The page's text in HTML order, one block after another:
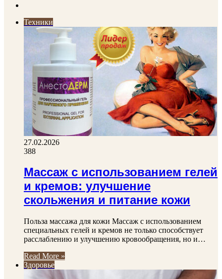
Техники
27.02.2026
388
Массаж с использованием гелей
и кремов: улучшение
скольжения и питание кожи
Польза массажа для кожи Массаж с использованием
специальных гелей и кремов не только способствует
расслаблению и улучшению кровообращения, но и…
Read More »
Здоровье